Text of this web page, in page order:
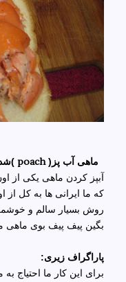
poach ماهی آب پز(
آبپز کردن ماهی یکی
که ما ایرانی ها به کل
روش بسیار سالم و
بگین پیف پیف بوی ماهی
پاراگراف زیری:
برای این کار ما احتیاج